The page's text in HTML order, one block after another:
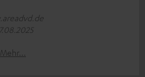
Mehr...